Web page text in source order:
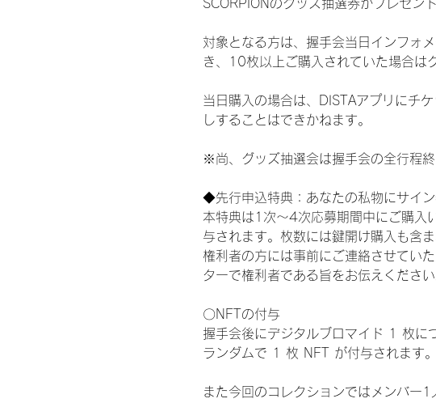
SCORPIONのグッズ抽選券がプレゼン
対象となる方は、握手会当日インフォ
き、10枚以上ご購入されていた場合は
当日購入の場合は、DISTAアプリにチ
しすることはできかねます。
※尚、グッズ抽選会は握手会の全行程
◆先行申込特典：あなたの私物にサイン
本特典は1次〜4次応募期間中にご購入
与されます。枚数には鍵開け購入も含ま
権利者の方には事前にご連絡させてい
ターで権利者である旨をお伝えください
〇NFTの付与
握手会後にデジタルブロマイド 1 枚に
ランダムで 1 枚 NFT が付与されます。
また今回のコレクションではメンバー